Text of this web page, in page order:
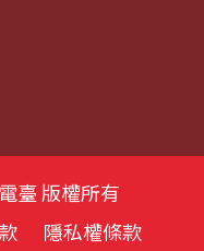
臺 版權所有
隱私權條款